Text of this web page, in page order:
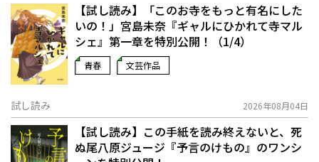
【試し読み】「このお寺をもっと有名にした
いの！」宮島未奈『ギャルにひかれて寺マル
シェ』第一章を特別公開！（1/4）
青春 文芸作品
試し読み 2026年08月04日
【試し読み】この手紙を読み終えないと、死
ぬ――尾八原ジュージ『予言のけもの』のワンシ